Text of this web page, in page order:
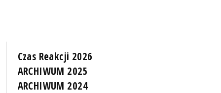
Czas Reakcji 2026
ARCHIWUM 2025
ARCHIWUM 2024